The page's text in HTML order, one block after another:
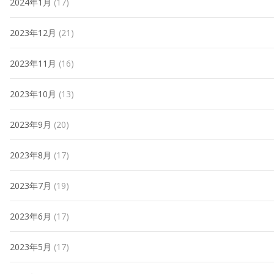
2023年12月 (21)
2023年11月 (16)
2023年10月 (13)
2023年9月 (20)
2023年8月 (17)
2023年7月 (19)
2023年6月 (17)
2023年5月 (17)